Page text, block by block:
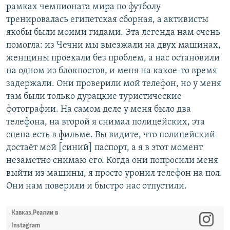
рамках чемпионата мира по футболу
тренировалась египетская сборная, а активисты
якобы были моими гидами. Эта легенда нам очень
помогла: из Чечни мы выезжали на двух машинах,
женщины проехали без проблем, а нас остановили
на одном из блокпостов, и меня на какое-то время
задержали. Они проверили мой телефон, но у меня
там были только дурацкие туристические
фотографии. На самом деле у меня было два
телефона, на второй я снимал полицейских, эта
сцена есть в фильме. Вы видите, что полицейский
достаёт мой [синий] паспорт, а я в этот момент
незаметно снимаю его. Когда они попросили меня
выйти из машины, я просто уронил телефон на пол.
Они нам поверили и быстро нас отпустили.
Кавказ.Реалии в
Instagram